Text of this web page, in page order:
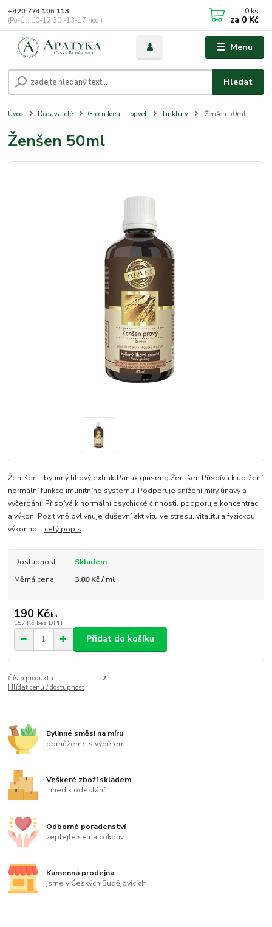
Menu
Hledat
+420 774 106 113
(Po-Čt, 10-12:30 -13-17 hod.)
0 ks
za 0 Kč
Úvod Dodavatelé Green Idea - Topvet Tinktury Ženšen 50ml
Ženšen 50ml
Žen-šen - bylinný lihový extraktPanax ginseng Žen-šen Přispívá k udržení
normální funkce imunitního systému. Podporuje snížení míry únavy a
vyčerpání. Přispívá k normální psychické činnosti, podporuje koncentraci
a výkon. Pozitivně ovlivňuje duševní aktivitu ve stresu, vitalitu a fyzickou
výkonno... celý popis
Dostupnost
Skladem
Měrná cena
3,80 Kč / ml
190 Kč/ks
157 Kč bez DPH
Přidat do košíku
Číslo produktu:
2
Hlídat cenu / dostupnost
Bylinné směsi na míru
pomůžeme s výběrem
Veškeré zboží skladem
ihned k odeslání
Odborné poradenství
zeptejte se na cokoliv
Kamenná prodejna
jsme v Českých Budějovicích